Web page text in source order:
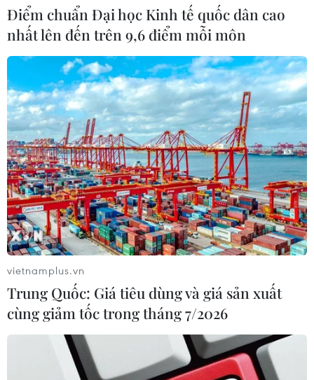
Điểm chuẩn Đại học Kinh tế quốc dân cao
nhất lên đến trên 9,6 điểm mỗi môn
vietnamplus.vn
Trung Quốc: Giá tiêu dùng và giá sản xuất
cùng giảm tốc trong tháng 7/2026